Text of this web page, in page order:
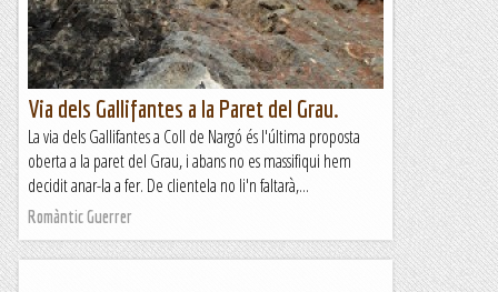
Romàntic Guerrer
Via dels Gallifantes a la Paret del Grau.
La via dels Gallifantes a Coll de Nargó és l'última proposta
oberta a la paret del Grau, i abans no es massifiqui hem
decidit anar-la a fer. De clientela no li'n faltarà,...
Romàntic Guerrer